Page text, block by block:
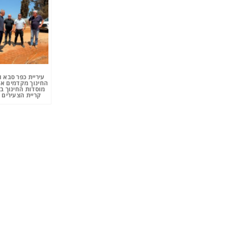
עיריית כפר
החינוך מקדמים
מוסדות החינוך
קריית